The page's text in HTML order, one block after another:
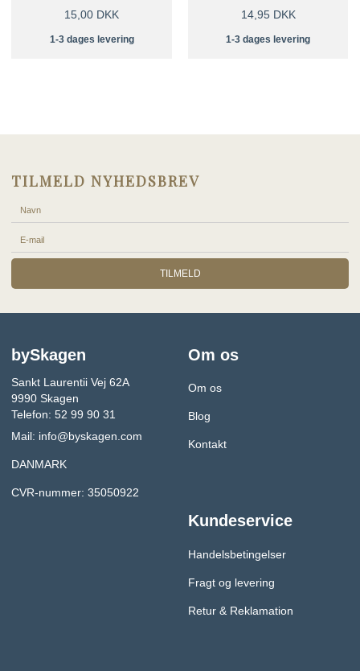
15,00 DKK
1-3 dages levering
14,95 DKK
1-3 dages levering
TILMELD NYHEDSBREV
TILMELD
bySkagen
Sankt Laurentii Vej 62A
9990 Skagen
Telefon: 52 99 90 31
Mail: info@byskagen.com
DANMARK
CVR-nummer: 35050922
Om os
Om os
Blog
Kontakt
Kundeservice
Handelsbetingelser
Fragt og levering
Retur & Reklamation